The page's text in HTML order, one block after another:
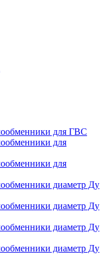
для ГВС
для
для
диаметр Ду
диаметр Ду
диаметр Ду
диаметр Ду